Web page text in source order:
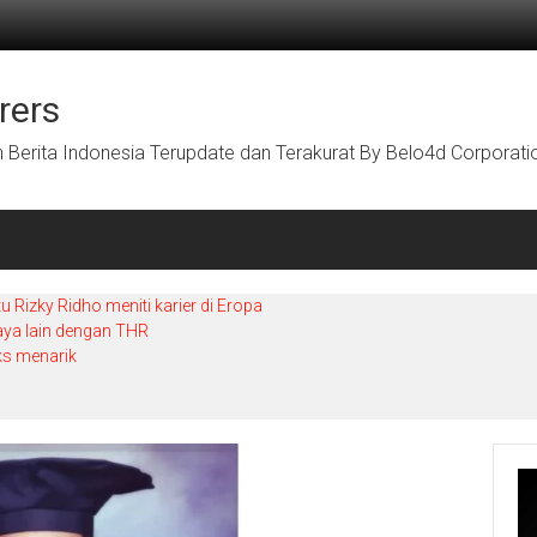
Indonesia Terupdate dan Terakurat By Belo4d
Rizky Ridho meniti karier di Eropa
lain dengan THR
menarik